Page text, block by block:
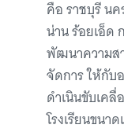
คือ ราชบุรี น
น่าน ร้อยเอ็ด
พัฒนาความส
จัดการ ให้กับ
ดำเนินขับเค
โรงเรียนขนาด